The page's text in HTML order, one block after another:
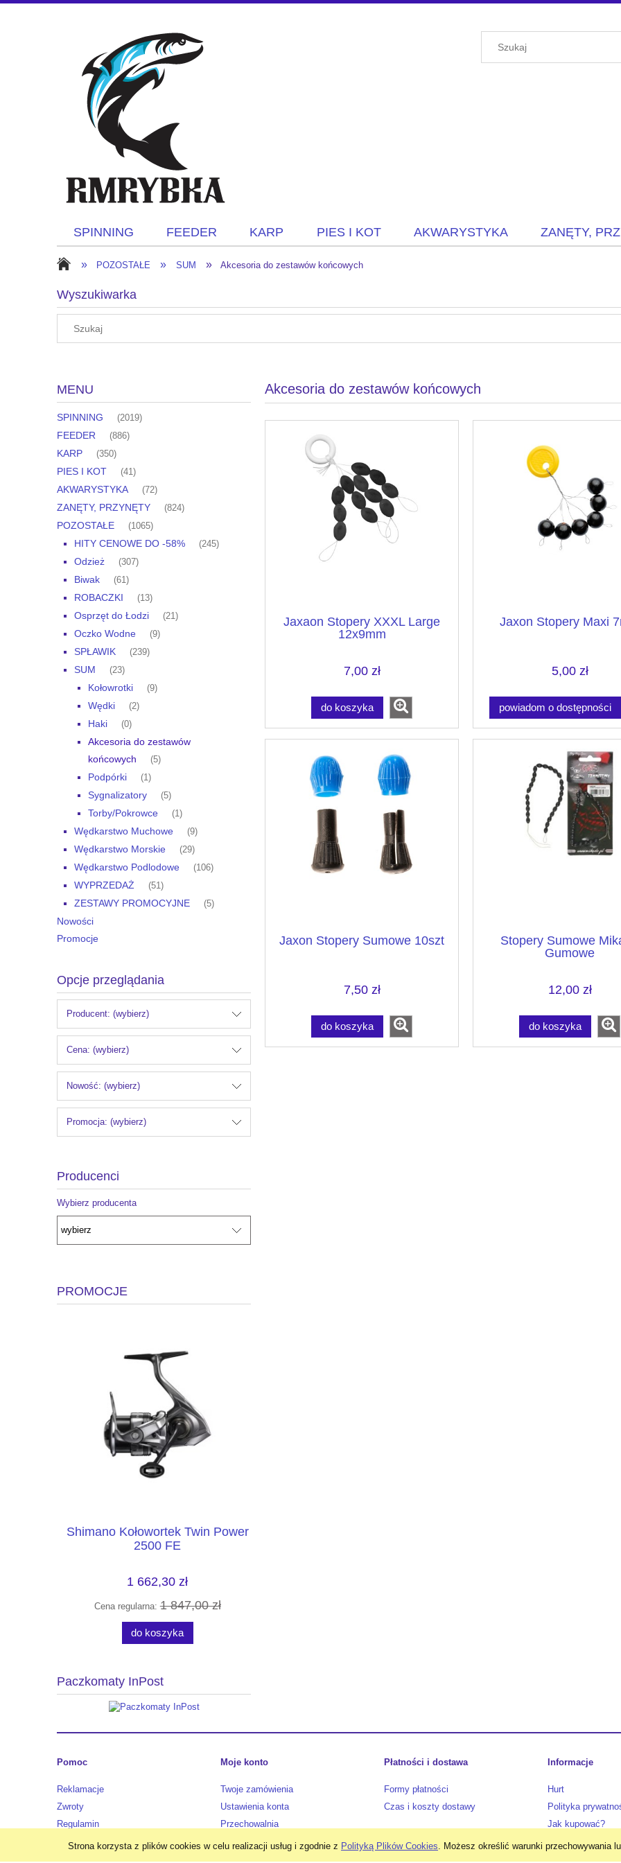
Strona korzysta z plików cookies w celu realizacji usług i zgodnie z Polityką Plików Cookies. Możesz określić warunki przechowywania
SPINNING FEEDER KARP PIES I KOT AKWARYSTYKA ZANĘTY,
» POZOSTAŁE » SUM » Akcesoria do zestawów końcowych
Wyszukiwarka
MENU
SPINNING (2019)
FEEDER (886)
KARP (350)
PIES I KOT (41)
AKWARYSTYKA (72)
ZANĘTY, PRZYNĘTY (824)
POZOSTAŁE (1065)
HITY CENOWE DO -58% (245)
Odzież (307)
Biwak (61)
ROBACZKI (13)
Osprzęt do Łodzi (21)
Oczko Wodne (9)
SPŁAWIK (239)
SUM (23)
Kołowrotki (9)
Wędki (2)
Haki (0)
Akcesoria do zestawów
końcowych
(5)
Podpórki (1)
Sygnalizatory (5)
Torby/Pokrowce (1)
Wędkarstwo Muchowe (9)
Wędkarstwo Morskie (29)
Wędkarstwo Podlodowe (106)
WYPRZEDAŻ (51)
ZESTAWY PROMOCYJNE (5)
Nowości
Promocje
Opcje przeglądania
Producent: (wybierz)
Cena: (wybierz)
Nowość: (wybierz)
Promocja: (wybierz)
Producenci
Wybierz producenta
PROMOCJE
Shimano Kołowortek Twin Power
2500 FE
1 662,30 zł
Cena regularna:1 847,00 zł
do koszyka
Paczkomaty InPost
Akcesoria do zestawów końcowych
Jaxaon Stopery XXXL Large
12x9mm
7,00 zł
do koszyka
Jaxon Stopery Maxi
5,00 zł
powiadom o dostępności
Jaxon Stopery Sumowe 10szt
7,50 zł
do koszyka
Stopery Sumowe
Gumowe
12,00 zł
do koszyka
Pomoc
Reklamacje
Zwroty
Regulamin
Moje konto
Twoje zamówienia
Ustawienia konta
Przechowalnia
Płatności i dostawa
Formy płatności
Czas i koszty dostawy
Informacje
Hurt
Polityka
Jak kupować?